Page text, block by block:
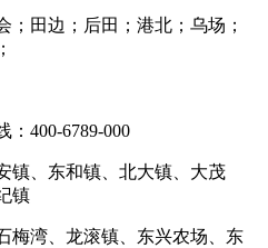
田边；后田；港北；乌场；
400-6789-000
、东和镇、北大镇、大茂
镇
湾、龙滚镇、东兴农场、东